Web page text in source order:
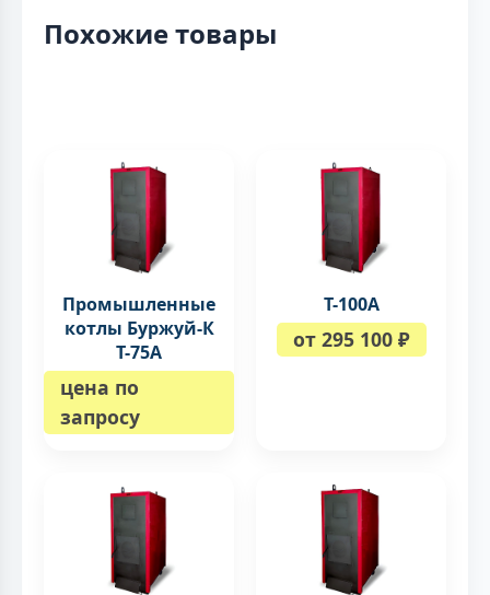
Похожие товары
Промышленные
котлы Буржуй-К
Т-75А
цена по
запросу
Т-100A
от 295 100 ₽